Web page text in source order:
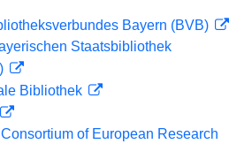
Bayern (BVB)
Staatsbibliothek
Bibliothek
of European Research